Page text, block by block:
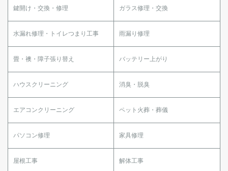
鍵開け・交換・修理 ガラス修理・交換
水漏れ修理・トイレつまり工事 雨漏り修理
畳・襖・障子張り替え バッテリー上がり
ハウスクリーニング 消臭・脱臭
エアコンクリーニング ペット火葬・葬儀
パソコン修理 家具修理
屋根工事 解体工事